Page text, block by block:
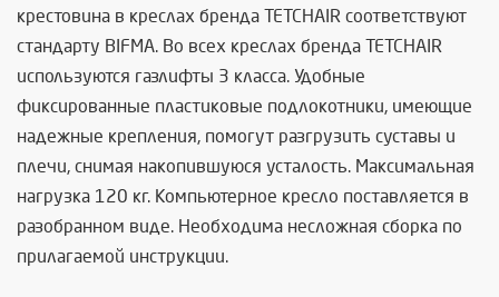
крестовина в креслах бренда TETCHAIR соответствуют
стандарту BIFMA. Во всех креслах бренда TETCHAIR
используются газлифты 3 класса. Удобные
фиксированные пластиковые подлокотники, имеющие
надежные крепления, помогут разгрузить суставы и
плечи, снимая накопившуюся усталость. Максимальная
нагрузка 120 кг. Компьютерное кресло поставляется в
разобранном виде. Необходима несложная сборка по
прилагаемой инструкции.